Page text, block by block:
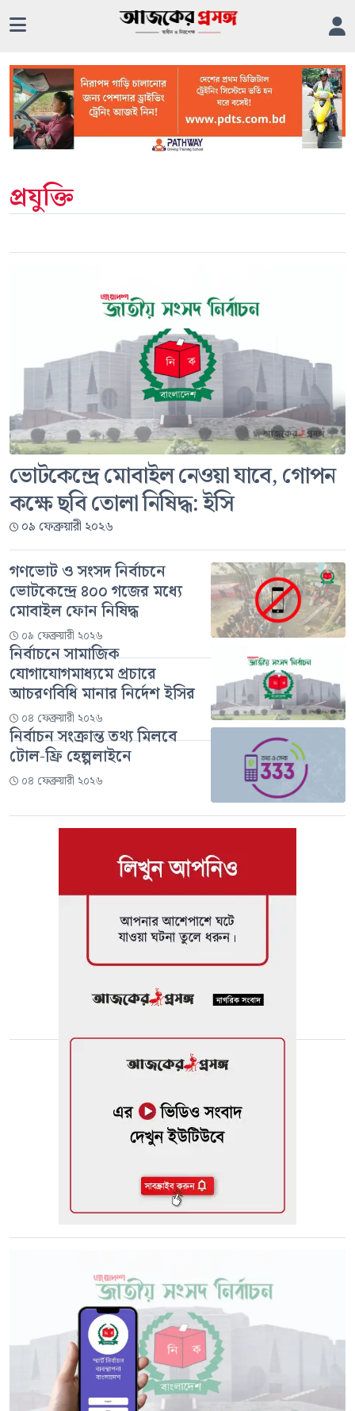
প্রযুক্তি
ভোটকেন্দ্রে মোবাইল নেওয়া যাবে, গোপন
কক্ষে ছবি তোলা নিষিদ্ধ: ইসি
০৯ ফেব্রুয়ারী ২০২৬
গণভোট ও সংসদ নির্বাচনে
ভোটকেন্দ্রে ৪০০ গজের মধ্যে
মোবাইল ফোন নিষিদ্ধ
০৯ ফেব্রুয়ারী ২০২৬
নির্বাচনে সামাজিক
যোগাযোগমাধ্যমে প্রচারে
আচরণবিধি মানার নির্দেশ ইসির
০৪ ফেব্রুয়ারী ২০২৬
নির্বাচন সংক্রান্ত তথ্য মিলবে
টোল-ফ্রি হেল্পলাইনে
০৪ ফেব্রুয়ারী ২০২৬